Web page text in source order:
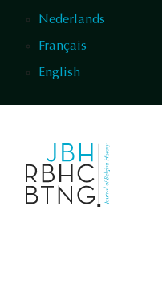
Nederlands
Français
English